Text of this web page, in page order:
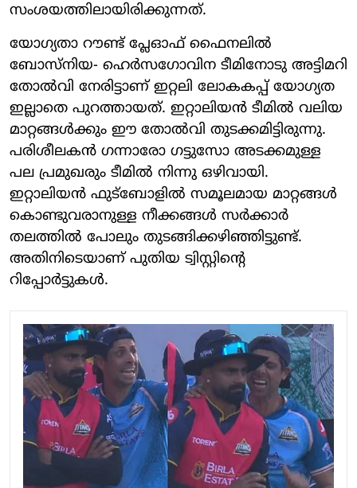
സംശയത്തിലായിരിക്കുന്നത്.
യോഗ്യതാ റൗണ്ട് പ്ലേഓഫ് ഫൈനലില്‍
ബോസ്‌നിയ- ഹെര്‍സഗോവിന ടീമിനോടു അട്ടിമറി
തോല്‍വി നേരിട്ടാണ് ഇറ്റലി ലോകകപ്പ് യോഗ്യത
ഇല്ലാതെ പുറത്തായത്. ഇറ്റാലിയന്‍ ടീമില്‍ വലിയ
മാറ്റങ്ങള്‍ക്കും ഈ തോല്‍വി തുടക്കമിട്ടിരുന്നു.
പരിശീലകന്‍ ഗന്നാരോ ഗട്ടുസോ അടക്കമുള്ള
പല പ്രമുഖരും ടീമില്‍ നിന്നു ഒഴിവായി.
ഇറ്റാലിയന്‍ ഫുട്‌ബോളില്‍ സമൂലമായ മാറ്റങ്ങള്‍
കൊണ്ടുവരാനുള്ള നീക്കങ്ങള്‍ സര്‍ക്കാര്‍
തലത്തില്‍ പോലും തുടങ്ങിക്കഴിഞ്ഞിട്ടുണ്ട്.
അതിനിടെയാണ് പുതിയ ട്വിസ്റ്റിന്റെ
റിപ്പോര്‍ട്ടുകള്‍.